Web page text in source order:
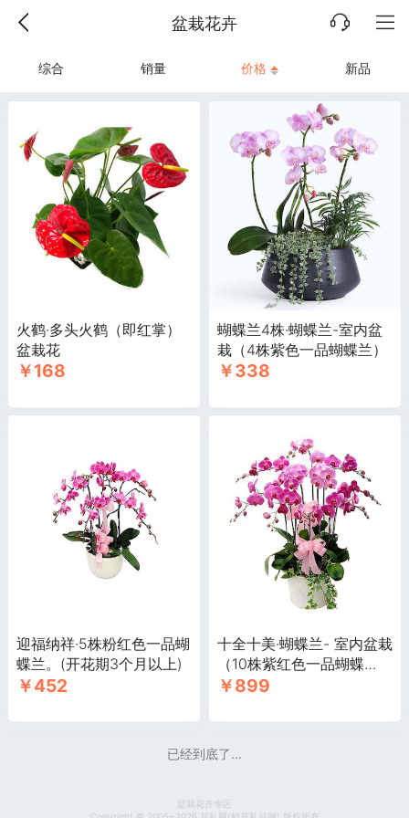
盆栽花卉
综合 销量 价格 新品
火鹤·多头火鹤（即红掌）
盆栽花
￥168
蝴蝶兰4株·蝴蝶兰-室内盆
栽（4株紫色一品蝴蝶兰）
￥338
迎福纳祥·5株粉红色一品蝴
蝶兰。(开花期3个月以上)
￥452
十全十美·蝴蝶兰- 室内盆栽
（10株紫红色一品蝴蝶
兰）。
￥899
已经到底了...
盆栽花卉专区